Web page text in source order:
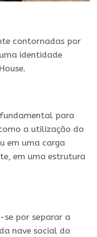
contornadas por
identidade
para
a utilização do
em uma carga
em uma estrutura
se por separar a
nave social do